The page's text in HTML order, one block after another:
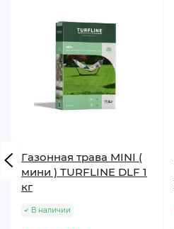
Газонная трава MINI (
мини ) TURFLINE DLF 1
кг
В наличии